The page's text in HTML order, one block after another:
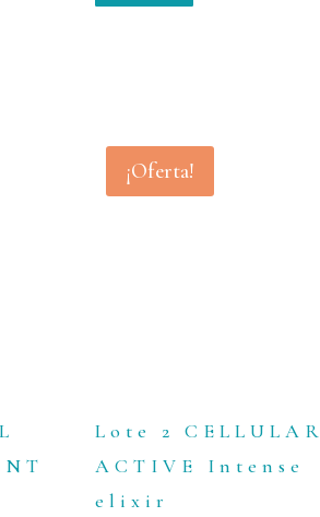
¡Oferta!
Lote 2 CELLULAR
ACTIVE Intense
elixir